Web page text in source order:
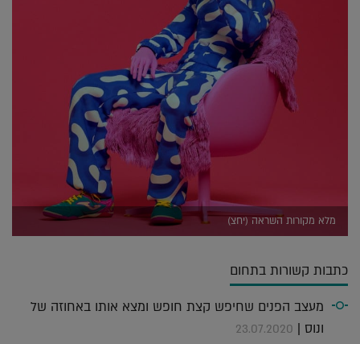
מלא מקורות השראה (יחצ)
כתבות קשורות בתחום
מעצב הפנים שחיפש קצת חופש ומצא אותו באחוזה של
ונוס | 23.07.2020